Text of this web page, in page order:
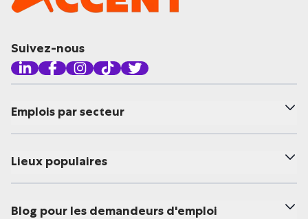
Suivez-nous
Emplois par secteur
Lieux populaires
Blog pour les demandeurs d'emploi